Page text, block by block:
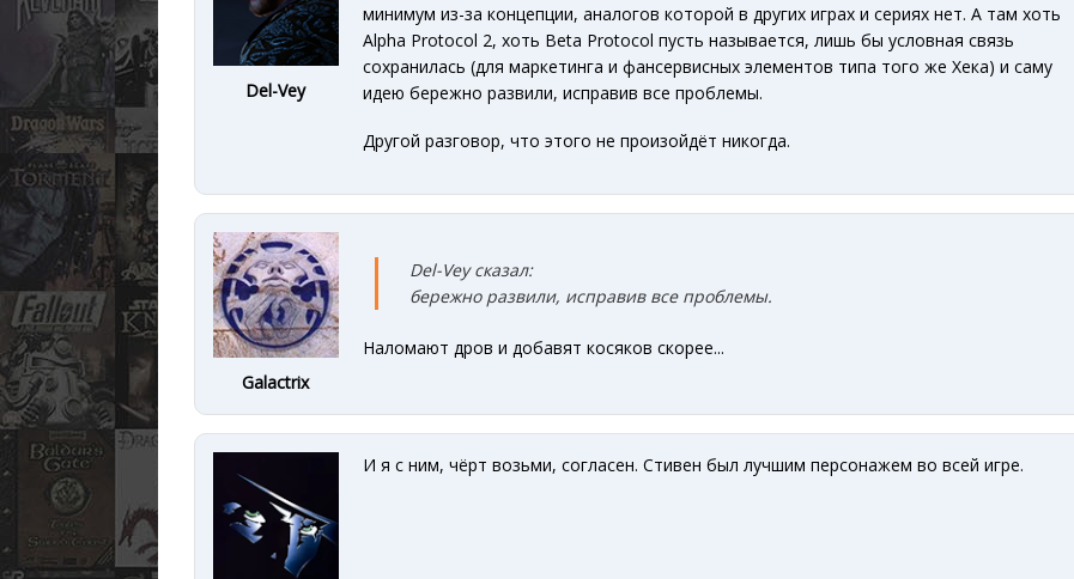
Del-Vey
минимум из-за концепции, аналогов которой в других играх и сериях нет. А там хоть
Alpha Protocol 2, хоть Beta Protocol пусть называется, лишь бы условная связь
сохранилась (для маркетинга и фансервисных элементов типа того же Хека) и саму
идею бережно развили, исправив все проблемы.
Другой разговор, что этого не произойдёт никогда.
Galactrix
Del-Vey сказал:
бережно развили, исправив все проблемы.
Наломают дров и добавят косяков скорее...
И я с ним, чёрт возьми, согласен. Стивен был лучшим персонажем во всей игре.